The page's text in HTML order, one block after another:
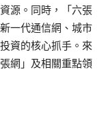
源。同時，「六張
一代通信網、城市
資的核心抓手。來
網」及相關重點領